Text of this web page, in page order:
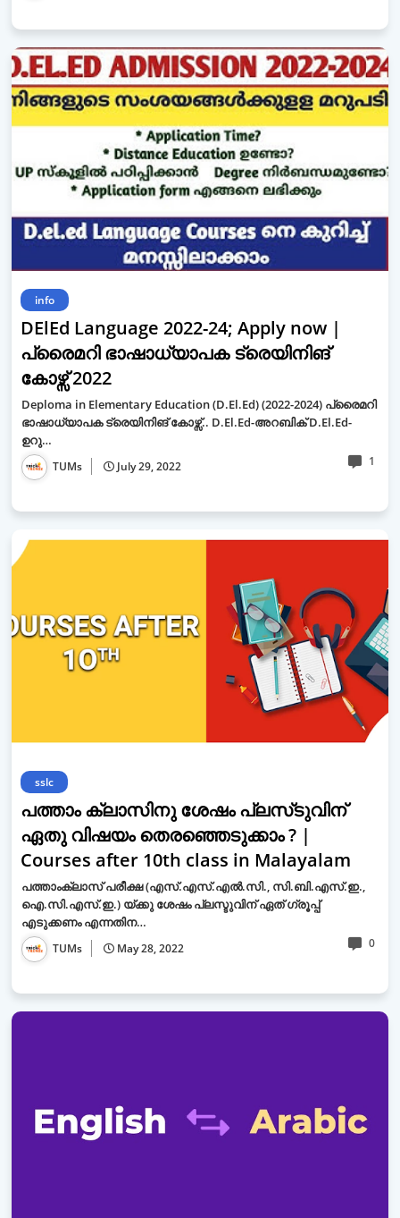
info
DElEd Language 2022-24; Apply now |
പ്രൈമറി ഭാഷാധ്യാപക ട്രെയിനിങ്
കോഴ്സ് 2022
Deploma in Elementary Education (D.El.Ed) (2022-2024) പ്രൈമറി
ഭാഷാധ്യാപക ട്രെയിനിങ് കോഴ്സ്.. D.El.Ed-അറബിക് D.El.Ed-
ഉറു…
TUMs July 29, 2022 1
sslc
പത്താം ക്ലാസിനു ശേഷം പ്ലസ്‌ടുവിന്
ഏതു വിഷയം തെരഞ്ഞെടുക്കാം ? |
Courses after 10th class in Malayalam
പത്താംക്ലാസ് പരീക്ഷ (എസ്.എസ്.എല്‍.സി., സി.ബി.എസ്.ഇ.,
ഐ.സി.എസ്.ഇ.) യ്ക്കു ശേഷം പ്ലസ്ടുവിന് ഏത് ഗ്രൂപ്പ്
എടുക്കണം എന്നതിന…
TUMs May 28, 2022 0